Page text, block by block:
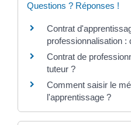
Questions ? Réponses !
Contrat
professionnalisation :
Contrat de
tuteur ?
Comment saisir le
l'apprentissage ?